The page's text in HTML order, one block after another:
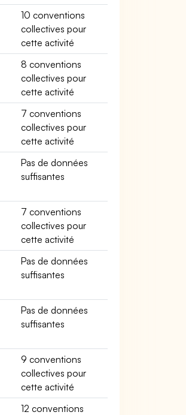
10 conventions
collectives pour
cette activité
8 conventions
collectives pour
cette activité
7 conventions
collectives pour
cette activité
Pas de données
suffisantes
7 conventions
collectives pour
cette activité
Pas de données
suffisantes
Pas de données
suffisantes
9 conventions
collectives pour
cette activité
12 conventions